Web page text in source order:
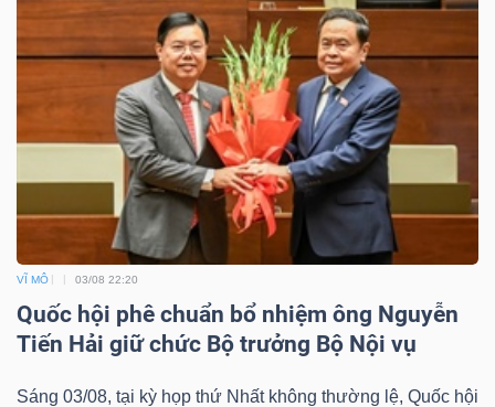
VĨ MÔ 03/08 22:20
Quốc hội phê chuẩn bổ nhiệm ông Nguyễn
Tiến Hải giữ chức Bộ trưởng Bộ Nội vụ
Sáng 03/08, tại kỳ họp thứ Nhất không thường lệ, Quốc hội